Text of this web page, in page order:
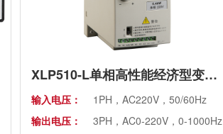
XLP510-L单相高性能经济型变频器（老款）
输入电压：
1PH，AC220V，50/60Hz
输出电压：
3PH，AC0-220V，0-1000Hz